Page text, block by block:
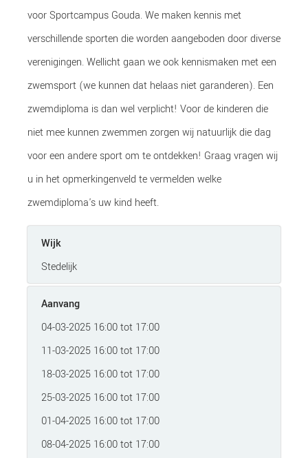
voor Sportcampus Gouda. We maken kennis met
verschillende sporten die worden aangeboden door diverse
verenigingen. Wellicht gaan we ook kennismaken met een
zwemsport (we kunnen dat helaas niet garanderen). Een
zwemdiploma is dan wel verplicht! Voor de kinderen die
niet mee kunnen zwemmen zorgen wij natuurlijk die dag
voor een andere sport om te ontdekken! Graag vragen wij
u in het opmerkingenveld te vermelden welke
zwemdiploma's uw kind heeft.
Wijk
Stedelijk
Aanvang
04-03-2025 16:00 tot 17:00
11-03-2025 16:00 tot 17:00
18-03-2025 16:00 tot 17:00
25-03-2025 16:00 tot 17:00
01-04-2025 16:00 tot 17:00
08-04-2025 16:00 tot 17:00